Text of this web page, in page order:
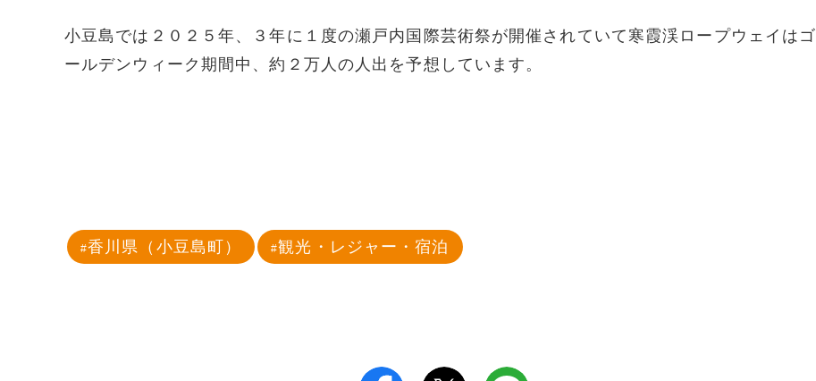
小豆島では２０２５年、３年に１度の瀬戸内国際芸術祭が開催されていて寒霞渓ロープウェイはゴ
ールデンウィーク期間中、約２万人の人出を予想しています。
香川県（小豆島町） 観光・レジャー・宿泊